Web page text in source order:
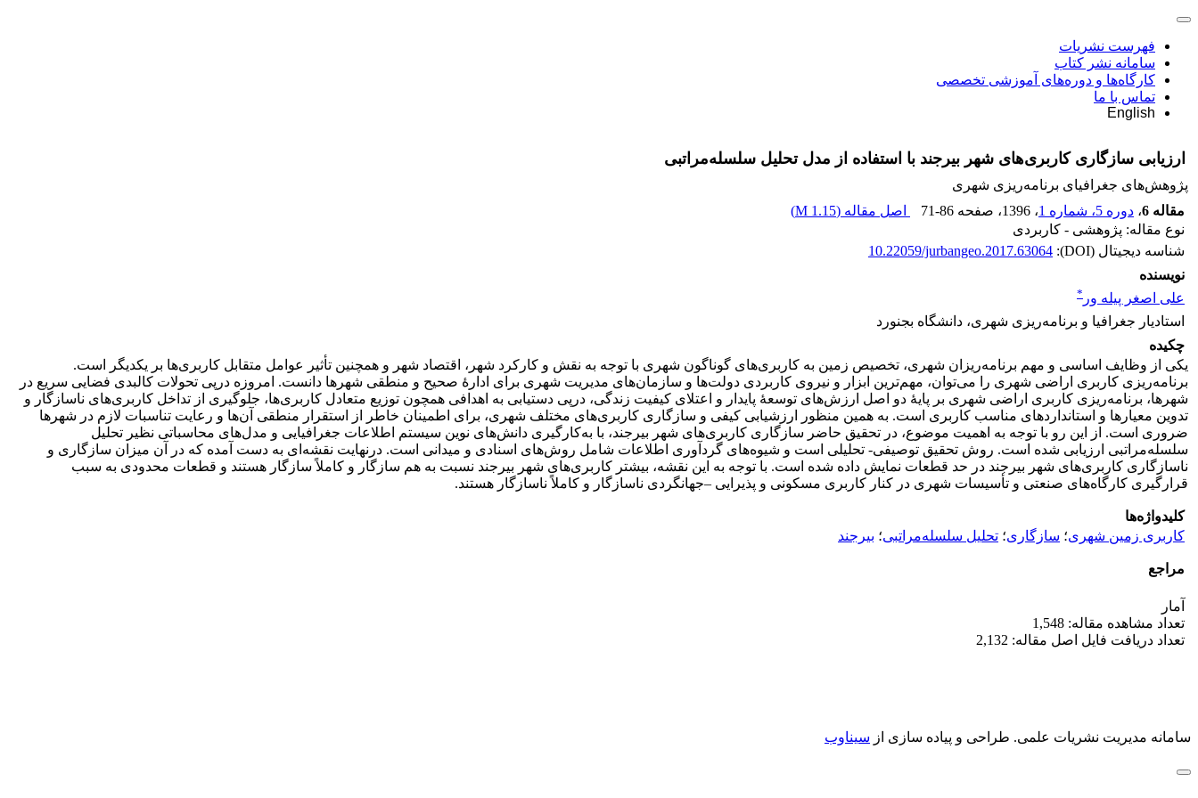
فهرست نشریات
سامانه نشر کتاب
کارگاه‌ها و دوره‌های آموزشی تخصصی
تماس با ما
English
‌ارزیابی سازگاری کاربری‌های شهر بیرجند با استفاده از مدل تحلیل سلسله‌مراتبی
پژوهش‌های جغرافیای برنامه‌ریزی شهری
مقاله 6
، دوره 5، شماره 1 ، 1396 ، صفحه 71-86 اصل مقاله (1.15 M
)
نوع مقاله: پژوهشی - کاربردی
شناسه دیجیتال (DOI):
10.22059/jurbangeo.2017.63064
نویسنده
علی اصغر پیله ور *
استادیار جغرافیا و برنامه‌ریزی شهری، دانشگاه بجنورد
چکیده
یکی از وظایف اساسی و مهم برنامه‌ریزان شهری، تخصیص زمین به کاربری‌های گوناگون شهری با توجه به نقش و کارکرد شهر، اقتصاد شهر و همچنین تأثیر عوامل متقابل کاربری‌ها بر یکدیگر است.
برنامه‌ریزی کاربری اراضی شهری را می‌توان، مهم‌ترین ابزار و نیروی کاربردی دولت‌ها و سازمان‌های مدیریت شهری برای ادارۀ صحیح و منطقی شهرها دانست. امروزه درپی تحولات کالبدی فضایی سریع در
شهرها، برنامه‌ریزی کاربری اراضی شهری بر پایۀ دو اصل ارزش‌های توسعۀ پایدار و اعتلای کیفیت زندگی، درپی دستیابی به اهدافی همچون توزیع متعادل کاربری‌ها، جلوگیری از تداخل کاربری‌های ناسازگار و
تدوین معیارها و استانداردهای مناسب کاربری است. به همین منظور ارزشیابی کیفی و سازگاری کاربری‌های مختلف شهری، برای اطمینان خاطر از استقرار منطقی آن‌ها و رعایت تناسبات لازم در شهرها
ضروری است. از این رو با توجه به اهمیت موضوع، در تحقیق حاضر سازگاری کاربری‌های شهر بیرجند، با به‌کارگیری دانش‌های نوین سیستم اطلاعات جغرافیایی و مدل‌های محاسباتی نظیر تحلیل
سلسله‌مراتبی ارزیابی شده است. روش تحقیق توصیفی- تحلیلی است و شیوه‌های گردآوری اطلاعات شامل روش‌های اسنادی و میدانی است. درنهایت نقشه‌ای به دست آمده که در آن میزان سازگاری و
ناسازگاری کاربری‌های شهر بیرجند در حد قطعات نمایش داده شده است. با توجه به این نقشه، بیشتر کاربری‌های شهر بیرجند نسبت به هم سازگار و کاملاً سازگار هستند و قطعات محدودی به سبب
قرارگیری کارگاه‌های صنعتی و تأسیسات شهری در کنار کاربری مسکونی و پذیرایی –جهانگردی ناسازگار و کاملاً ناسازگار هستند.
کلیدواژه‌ها
کاربری زمین شهری؛ سازگاری؛ تحلیل سلسله‌مراتبی؛ بیرجند
مراجع
آمار
تعداد مشاهده مقاله: 1,548
تعداد دریافت فایل اصل مقاله: 2,132
سامانه مدیریت نشریات علمی. طراحی و پیاده سازی از سیناوب